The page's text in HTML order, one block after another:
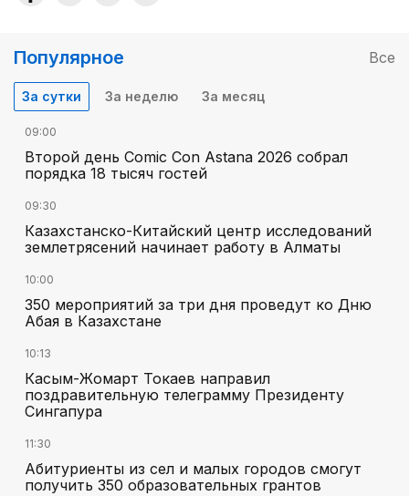
Популярное Все
За сутки За неделю За месяц
09:00
Второй день Comic Con Astana 2026 собрал
порядка 18 тысяч гостей
09:30
Казахстанско-Китайский центр исследований
землетрясений начинает работу в Алматы
10:00
350 мероприятий за три дня проведут ко Дню
Абая в Казахстане
10:13
Касым-Жомарт Токаев направил
поздравительную телеграмму Президенту
Сингапура
11:30
Абитуриенты из сел и малых городов смогут
получить 350 образовательных грантов